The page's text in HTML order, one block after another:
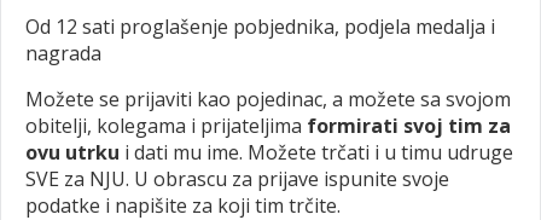
Od 12 sati proglašenje pobjednika, podjela medalja i
nagrada
Možete se prijaviti kao pojedinac, a možete sa svojom
obitelji, kolegama i prijateljima formirati svoj tim za
ovu utrku i dati mu ime. Možete trčati i u timu udruge
SVE za NJU. U obrascu za prijave ispunite svoje
podatke i napišite za koji tim trčite.